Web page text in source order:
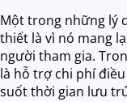
Một trong những lý
thiết là vì nó mang
người tham gia.
là hỗ trợ chi phí
suốt thời gian lưu